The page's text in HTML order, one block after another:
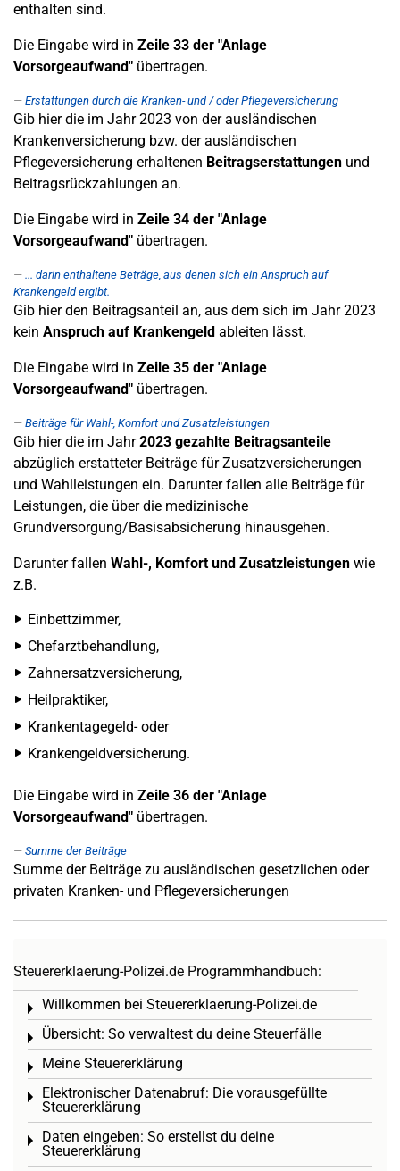
enthalten sind.
Die Eingabe wird in Zeile 33 der "Anlage
Vorsorgeaufwand" übertragen.
Erstattungen durch die Kranken- und / oder Pflegeversicherung
Gib hier die im Jahr 2023 von der ausländischen
Krankenversicherung bzw. der ausländischen
Pflegeversicherung erhaltenen Beitragserstattungen und
Beitragsrückzahlungen an.
Die Eingabe wird in Zeile 34 der "Anlage
Vorsorgeaufwand" übertragen.
... darin enthaltene Beträge, aus denen sich ein Anspruch auf
Krankengeld ergibt.
Gib hier den Beitragsanteil an, aus dem sich im Jahr 2023
kein Anspruch auf Krankengeld ableiten lässt.
Die Eingabe wird in Zeile 35 der "Anlage
Vorsorgeaufwand" übertragen.
Beiträge für Wahl-, Komfort und Zusatzleistungen
Gib hier die im Jahr2023 gezahlte Beitragsanteile
abzüglich erstatteter Beiträge für Zusatzversicherungen
und Wahlleistungen ein. Darunter fallen alle Beiträge für
Leistungen, die über die medizinische
Grundversorgung/Basisabsicherung hinausgehen.
Darunter fallen Wahl-, Komfort und Zusatzleistungen wie
z.B.
Einbettzimmer,
Chefarztbehandlung,
Zahnersatzversicherung,
Heilpraktiker,
Krankentagegeld- oder
Krankengeldversicherung.
Die Eingabe wird in Zeile 36 der "Anlage
Vorsorgeaufwand" übertragen.
Summe der Beiträge
Summe der Beiträge zu ausländischen gesetzlichen oder
privaten Kranken- und Pflegeversicherungen
Steuererklaerung-Polizei.de Programmhandbuch:
Willkommen bei Steuererklaerung-Polizei.de
Toggle menu
Übersicht: So verwaltest du deine Steuerfälle
Toggle menu
Meine Steuererklärung
Toggle menu
Elektronischer Datenabruf: Die vorausgefüllte
Steuererklärung
Toggle menu
Daten eingeben: So erstellst du deine
Steuererklärung
Toggle menu